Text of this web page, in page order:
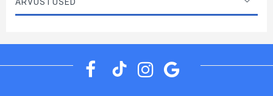
Toorvalk 20.0 %, toorrasv 10.0 %, toorkiud 3.5 %, toortuhk 6.9 %,
kaltsium 1.2 %, fosfor 0.9 %.
Toitainelised lisandid kg kohta: Vitamiin A 16 000 RÜ, vitamiin D3
10 mg, tsink (tsinkoksiidina) 90 mg, tsink (tsinkaminohapete kelaat,
hüdraat) 45 mg, jood (kaltsiumjodaadina, veevaba) 2 mg, seleen